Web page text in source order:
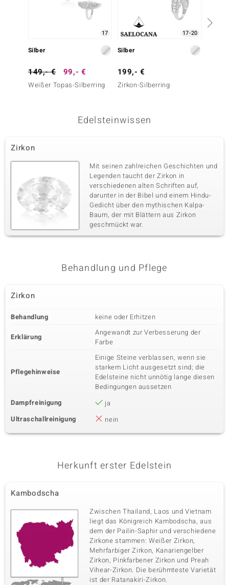
17
Silber
149,- € 99,- €
Weißer Topas-Silberring
17-20
Silber
199,- €
Zirkon-Silberring
Edelsteinwissen
Zirkon
Mit seinen zahlreichen Geschichten und
Legenden taucht der Zirkon in
verschiedenen alten Schriften auf,
darunter in der Bibel und einem Hindu-
Gedicht über den mythischen Kalpa-
Baum, der mit Blättern aus Zirkon
geschmückt war.
Behandlung und Pflege
Zirkon
Behandlung keine oder Erhitzen
Erklärung
Angewandt zur Verbesserung der
Farbe
Pflegehinweise
Einige Steine verblassen, wenn sie
starkem Licht ausgesetzt sind; die
Edelsteine nicht unnötig lange diesen
Bedingungen aussetzen
Dampfreinigung
ja
Ultraschallreinigung
nein
Herkunft erster Edelstein
Kambodscha
Zwischen Thailand, Laos und Vietnam
liegt das Königreich Kambodscha, aus
dem der Pailin-Saphir und verschiedene
Zirkone stammen: Weißer Zirkon,
Mehrfarbiger Zirkon, Kanariengelber
Zirkon, Pinkfarbener Zirkon und Preah
Vihear-Zirkon. Die berühmteste Varietät
ist der Ratanakiri-Zirkon.